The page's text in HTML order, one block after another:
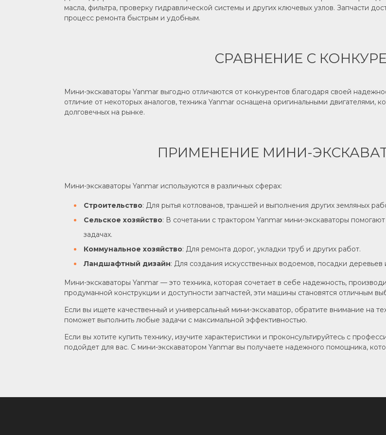
масла, фильтра, проверку гидравлической системы и других ключевых узлов. Запчасти
процесс ремонта быстрым и удобным.
СРАВНЕНИЕ С
Мини-экскаваторы Yanmar выгодно отличаются от конкурентов благодаря своей
отличие от некоторых аналогов, техника Yanmar оснащена оригинальными двигателями,
долговечных на рынке.
ПРИМЕНЕНИЕ МИНИ-
Мини-экскаваторы Yanmar используются в различных сферах:
Строительство: Для рытья котлованов, траншей и выполнения других земляных
Сельское хозяйство: В сочетании с трактором Yanmar мини-экскаваторы
задачах.
Коммунальное хозяйство: Для ремонта дорог, укладки труб и других работ.
Ландшафтный дизайн: Для создания искусственных водоемов, посадки деревьев
Мини-экскаваторы Yanmar — это техника, которая сочетает в себе надежность,
продуманной конструкции и доступности запчастей, эти машины становятся отличным
Если вы ищете качественный и универсальный мини-экскаватор, обратите внимание на
поможет выполнить любые задачи с максимальной эффективностью.
Если вы хотите купить технику, изучите характеристики и проконсультируйтесь с
подойдет для вас. С мини-экскаватором Yanmar вы получаете надежного помощника,